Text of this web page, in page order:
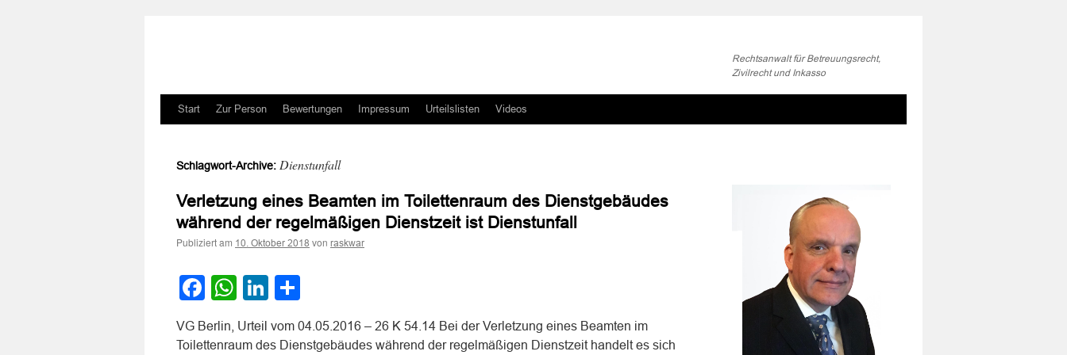
Rechtsanwalt für Betreuungsrecht,
Zivilrecht und Inkasso
Zum
springen
Start Zur Person Bewertungen Impressum Urteilslisten Videos
Schlagwort-Archive: Dienstunfall
Verletzung eines Beamten im Toilettenraum des Dienstgebäudes
während der regelmäßigen Dienstzeit ist Dienstunfall
Publiziert am 10. Oktober 2018 von raskwar
Facebook
WhatsApp
LinkedIn
VG Berlin, Urteil vom 04.05.2016 – 26 K 54.14 Bei der Verletzung eines Beamten im
Toilettenraum des Dienstgebäudes während der regelmäßigen Dienstzeit handelt es sich